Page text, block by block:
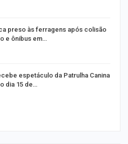
preso às ferragens após colisão
e ônibus em…
espetáculo da Patrulha Canina
dia 15 de…